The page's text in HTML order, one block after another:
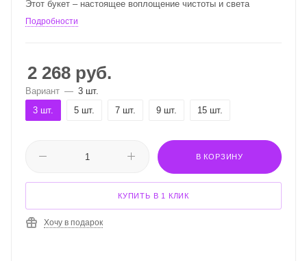
Этот букет – настоящее воплощение чистоты и света
Подробности
2 268 руб.
Вариант — 3 шт.
3 шт.
5 шт. 7 шт. 9 шт. 15 шт.
В КОРЗИНУ
КУПИТЬ В 1 КЛИК
Хочу в подарок